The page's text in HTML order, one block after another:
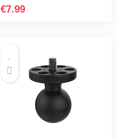
Protector…
€7.99